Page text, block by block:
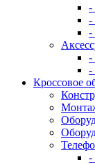
-
-
-
-
-
Кроссовое
-